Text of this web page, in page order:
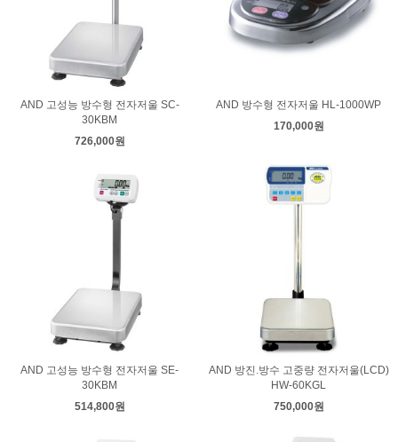
AND 고성능 방수형 전자저울 SC-
30KBM
726,000원
AND 방수형 전자저울 HL-1000WP
170,000원
AND 고성능 방수형 전자저울 SE-
30KBM
514,800원
AND 방진.방수 고중량 전자저울(LCD)
HW-60KGL
750,000원